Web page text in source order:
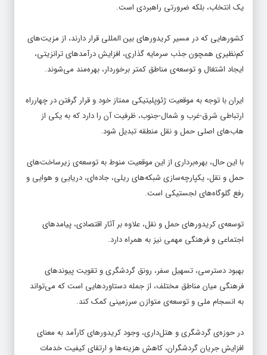
یک انتخاب، بلکه ضرورتی راهبردی است.
کشورهایی که در مسیر کریدورهای بین المللی قرار دارند، از مزیت‌های
کم‌نظیری همچون جذب سرمایه گذاری، افزایش درآمدهای ترانزیتی،
ایجاد اشتغال و توسعه‌ی مناطق کمتر برخوردار، بهره‌مند می‌شوند.
ایران با توجه به موقعیت ژئوپلیتیکی ممتاز خود و قرار گرفتن در چهارراه
ارتباطی شرق-غرب و شمال-جنوب، ظرفیت آن را دارد که به یکی از
هاب‌های اصلی حمل و نقل منطقه تبدیل شود.
با این حال، بهره‌برداری از این موقعیت منوط به توسعه‌ی زیرساخت‌های
حمل و نقل، یکپارچه‌سازی شبکه‌های ریلی، جاده‌ای، دریایی و هوایی و
رفع گلوگاه‌های لجستیکی است.
توسعه‌ی کریدورهای حمل و نقل، علاوه بر آثار اقتصادی، پیامدهای
اجتماعی و فرهنگی مهمی نیز به همراه دارد.
بهبود دسترسی، تسهیل سفر، رونق گردشگری و تقویت پیوندهای
فرهنگی میان مناطق مختلف، از جمله دستاوردهایی است که می‌تواند
به انسجام ملی و توسعه‌ی متوازن سرزمینی کمک کند.
در حوزه‌ی گردشگری و هتل‌داری، وجود کریدورهای کارآمد به معنای
افزایش جریان گردشگران، کاهش هزینه‌ها و ارتقای کیفیت خدمات